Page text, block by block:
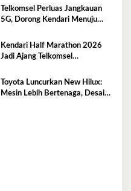
Telkomsel Perluas Jangkauan
5G, Dorong Kendari Menuju
Kendari Half Marathon 2026
Jadi Ajang Telkomsel
Terintegrasi
Toyota Luncurkan New Hilux:
Mesin Lebih Bertenaga, Desain